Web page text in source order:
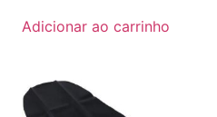
Adicionar ao carrinho